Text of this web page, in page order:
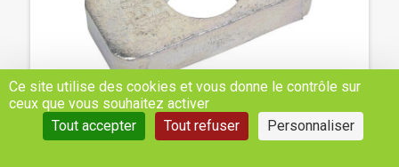
Ce site utilise des cookies et vous donne le contrôle sur
ceux que vous souhaitez activer
Tout accepter
Tout refuser Personnaliser